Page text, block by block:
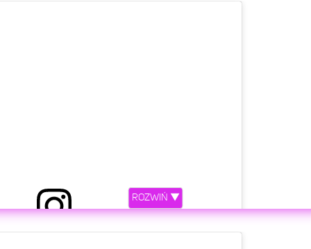
DAWID KWIATKOWSKI (@kwiatkowsky)
ROZWIŃ ▼